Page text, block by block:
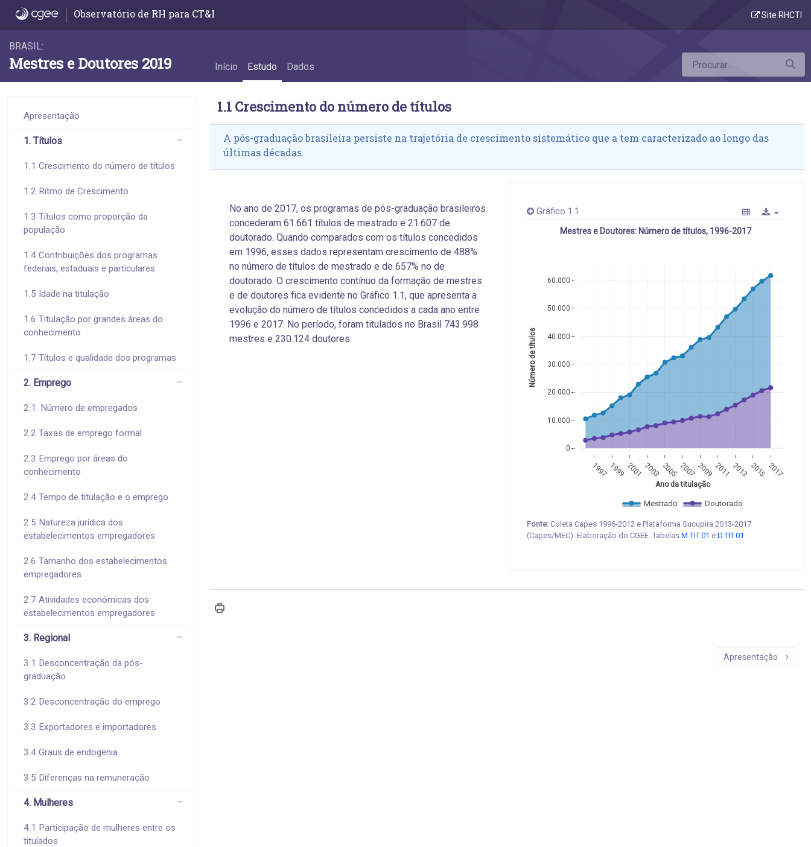
1.1 Crescimento do número de títulos - 1.1 Crescimento do número de títulos
Observatório de RH para CT&I Site RHCTI
BRASIL:
Mestres e Doutores 2019 Início Estudo Dados
Apresentação
1. Títulos
1.1 Crescimento do número de títulos
1.2 Ritmo de Crescimento
1.3 Títulos como proporção da
população
1.4 Contribuições dos programas
federais, estaduais e particulares
1.5 Idade na titulação
1.6 Titulação por grandes áreas do
conhecimento
1.7 Títulos e qualidade dos programas
2. Emprego
2.1. Número de empregados
2.2 Taxas de emprego formal
2.3 Emprego por áreas do
conhecimento
2.4 Tempo de titulação e o emprego
2.5 Natureza jurídica dos
estabelecimentos empregadores
2.6 Tamanho dos estabelecimentos
empregadores
2.7 Atividades econômicas dos
estabelecimentos empregadores
3. Regional
3.1 Desconcentração da pós-
graduação
3.2 Desconcentração do emprego
3.3 Exportadores e importadores
3.4 Graus de endogenia
3.5 Diferenças na remuneração
4. Mulheres
4.1 Participação de mulheres entre os
titulados
1.1 Crescimento do número de títulos
A pós-graduação brasileira persiste na trajetória de crescimento sistemático que a tem caracterizado ao longo das
últimas décadas.
No ano de 2017, os programas de pós-graduação brasileiros
concederam 61.661 títulos de mestrado e 21.607 de
doutorado. Quando comparados com os títulos concedidos
em 1996, esses dados representam crescimento de 488%
no número de títulos de mestrado e de 657% no de
doutorado. O crescimento contínuo da formação de mestres
e de doutores fica evidente no Gráfico 1.1, que apresenta a
evolução do número de títulos concedidos a cada ano entre
1996 e 2017. No período, foram titulados no Brasil 743.998
mestres e 230.124 doutores.
Gráfico 1.1
Mestres e Doutores: Número de títulos, 1996-2017
19971999200120032005200720092011201320152017
0
10.000
20.000
30.000
40.000
50.000
60.000
Mestrado Doutorado
Ano da titulação
Número de títulos
Fonte: Coleta Capes 1996-2012 e Plataforma Sucupira 2013-2017
(Capes/MEC). Elaboração do CGEE. Tabelas M.TIT.01 e D.TIT.01
Apresentação